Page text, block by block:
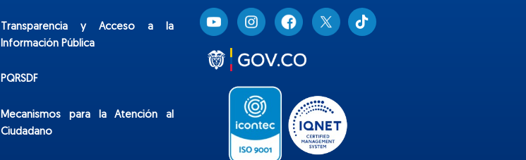
Transparencia y Acceso a la
Información Pública
PQRSDF
Mecanismos para la Atención al
Ciudadano
T
i
k